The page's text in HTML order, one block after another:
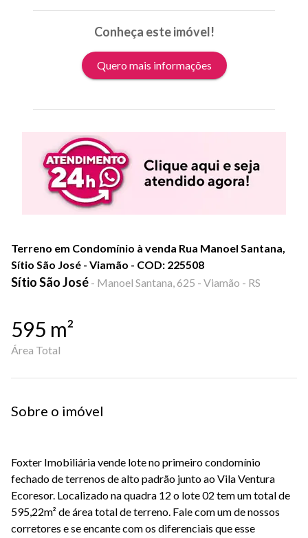
Conheça este imóvel!
Quero mais informações
Terreno em Condomínio à venda Rua Manoel Santana,
Sítio São José - Viamão - COD: 225508
Sítio São José - Manoel Santana, 625 - Viamão - RS
595 m²
Área Total
Sobre o imóvel
Foxter Imobiliária vende lote no primeiro condomínio
fechado de terrenos de alto padrão junto ao Vila Ventura
Ecoresor. Localizado na quadra 12 o lote 02 tem um total de
595,22m² de área total de terreno. Fale com um de nossos
corretores e se encante com os diferenciais que esse